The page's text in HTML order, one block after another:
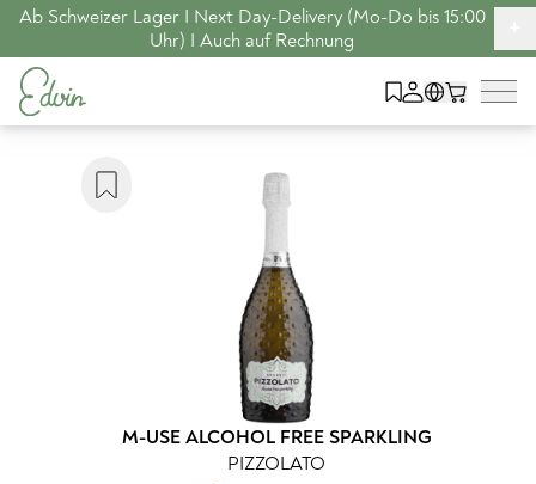
Ab Schweizer Lager I Next Day-Delivery (Mo-Do bis 15:00
Uhr) I Auch auf Rechnung
M-USE ALCOHOL FREE SPARKLING
PIZZOLATO